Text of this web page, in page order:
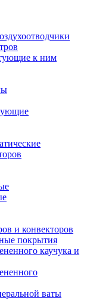
к ним
и конвекторов
покрытия
каучука и
ваты